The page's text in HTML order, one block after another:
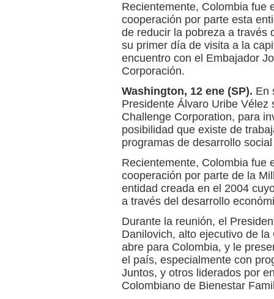
Recientemente, Colombia fue
cooperación por parte esta
de reducir la pobreza a través
su primer día de visita a la
encuentro con el Embajador
Corporación.
Washington, 12 ene (SP). En
Presidente Álvaro Uribe
Challenge Corporation, para
posibilidad que existe de
programas de desarrollo
Recientemente, Colombia fue
cooperación por parte de la
entidad creada en el 2004
a través del desarrollo
Durante la reunión, el
Danilovich, alto ejecutivo de
abre para Colombia, y le
el país, especialmente con
Juntos, y otros liderados por
Colombiano de Bienestar